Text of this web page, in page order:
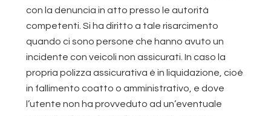
con la denuncia in atto presso le autorità
competenti. Si ha diritto a tale risarcimento
quando ci sono persone che hanno avuto un
incidente con veicoli non assicurati. In caso la
propria polizza assicurativa è in liquidazione, cioè
in fallimento coatto o amministrativo, e dove
l’utente non ha provveduto ad un’eventuale